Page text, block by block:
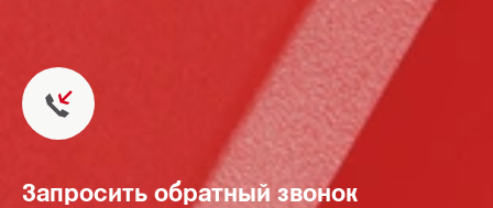
Запросить обратный звонок